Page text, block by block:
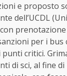
e proposto
dell’UCDL
per i
critici.
di sci, al fine